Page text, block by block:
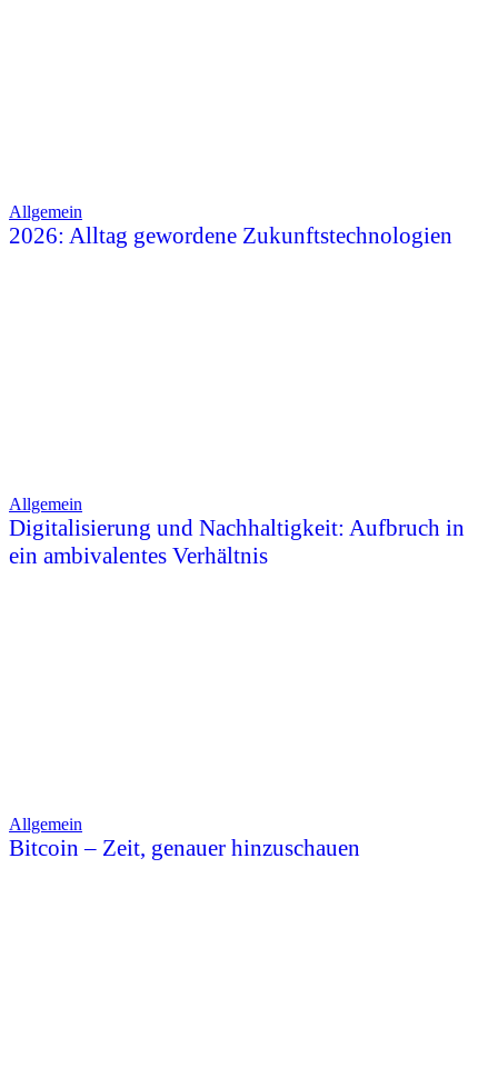
Allgemein
2026: Alltag gewordene Zukunftstechnologien
Allgemein
Digitalisierung und Nachhaltigkeit: Aufbruch in
ein ambivalentes Verhältnis
Allgemein
Bitcoin – Zeit, genauer hinzuschauen